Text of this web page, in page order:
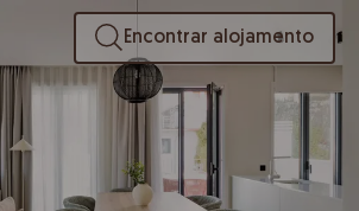
Encontrar alojamento